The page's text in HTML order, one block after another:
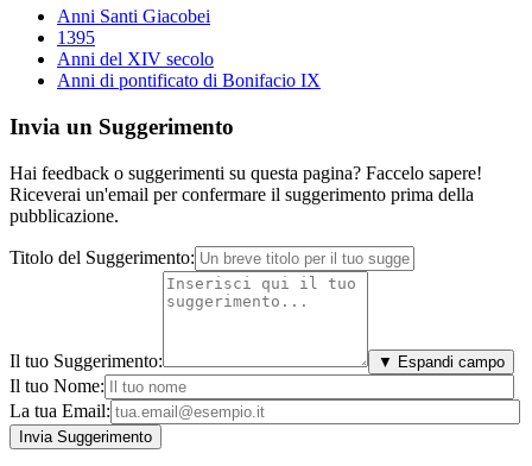
Anni Santi Giacobei
1395
Anni del XIV secolo
Anni di pontificato di Bonifacio IX
Invia un Suggerimento
Hai feedback o suggerimenti su questa pagina? Faccelo sapere!
Riceverai un'email per confermare il suggerimento prima della
pubblicazione.
Titolo del Suggerimento:
Il tuo Suggerimento: ▼ Espandi campo
Il tuo Nome:
La tua Email: